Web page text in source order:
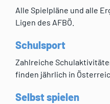
Alle Spielpläne und alle
Ligen des AFBÖ.
Schulsport
Zahlreiche
finden jährlich in
Selbst spielen